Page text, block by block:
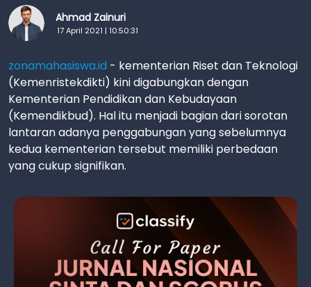
Ahmad Zainuri
17 April 2021 | 10:50:31
zonamahasiswa.id - kementerian Riset dan Teknologi
(Kemenristekdikti) kini digabungkan dengan
Kementerian Pendidikan dan Kebudayaan
(Kemendikbud). Hal itu menjadi bagian dari sorotan
lantaran adanya penggabungan yang sebelumnya
kedua kementerian tersebut memiliki perbedaan
yang cukup signifikan.